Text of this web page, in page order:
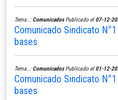
Tema..: ComunicadosPublicado el 07-12-
Comunicado Sindicato
bases
Tema..: ComunicadosPublicado el 01-12-
Comunicado Sindicato
bases